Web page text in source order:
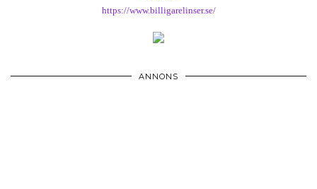
https://www.billigarelinser.se/
ANNONS